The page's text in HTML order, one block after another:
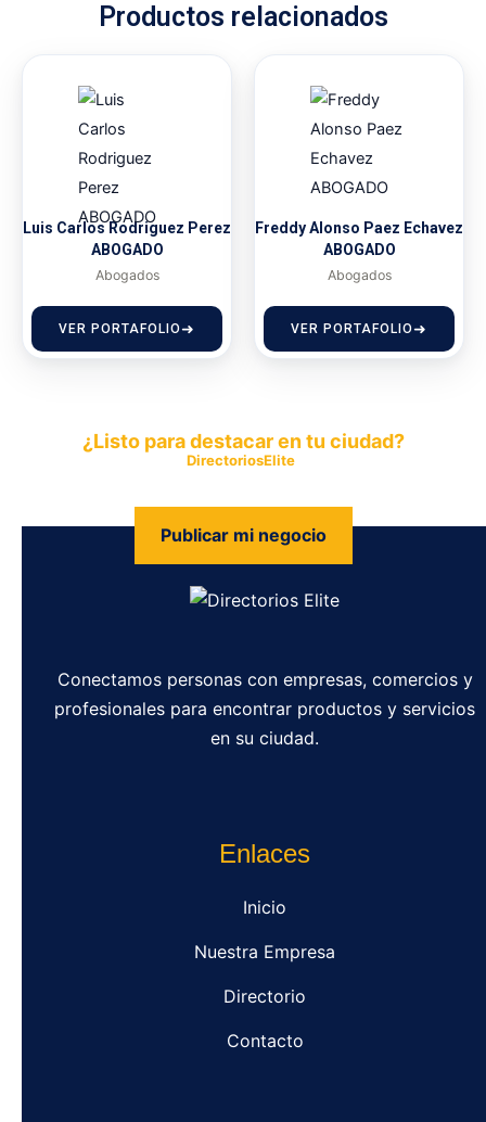
Productos relacionados
Luis Carlos Rodriguez Perez
ABOGADO
Abogados
VER PORTAFOLIO
Freddy Alonso Paez Echavez
ABOGADO
Abogados
VER PORTAFOLIO
¿Listo para destacar en tu ciudad?
DirectoriosElite
Publicar mi negocio
Conectamos personas con empresas, comercios y
profesionales para encontrar productos y servicios
en su ciudad.
Enlaces
Inicio
Nuestra Empresa
Directorio
Contacto